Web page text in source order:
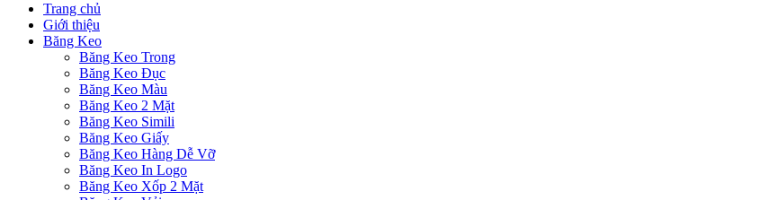
Trang chủ
Giới thiệu
Băng Keo
Băng Keo Trong
Băng Keo Đục
Băng Keo Màu
Băng Keo 2 Mặt
Băng Keo Simili
Băng Keo Giấy
Băng Keo Hàng Dễ Vỡ
Băng Keo In Logo
Băng Keo Xốp 2 Mặt